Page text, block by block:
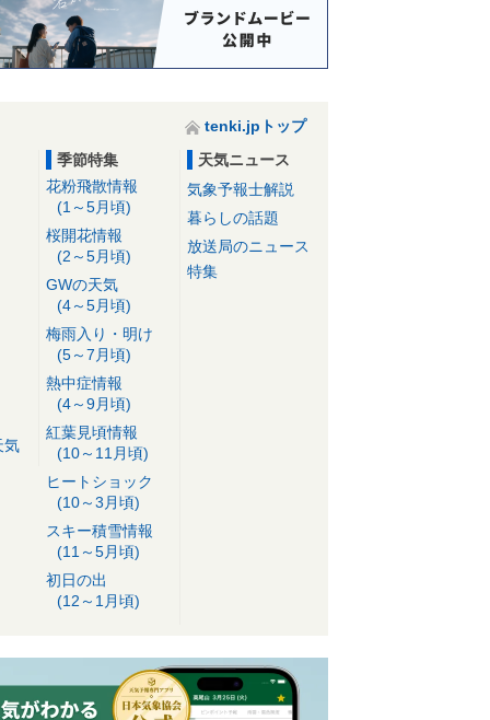
tenki.jpトップ
気
季節特集
花粉飛散情報
(1～5月頃)
桜開花情報
(2～5月頃)
GWの天気
(4～5月頃)
梅雨入り・明け
(5～7月頃)
熱中症情報
(4～9月頃)
紅葉見頃情報
(10～11月頃)
ヒートショック
(10～3月頃)
スキー積雪情報
(11～5月頃)
初日の出
(12～1月頃)
天気ニュース
気象予報士解説
暮らしの話題
放送局のニュース
特集